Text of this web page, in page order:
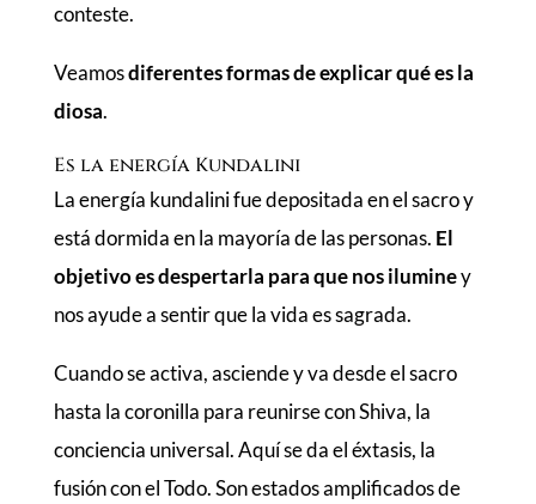
conteste.
Veamosdiferentes formas de explicar qué es la
diosa.
Es la energía Kundalini
La energía kundalini fue depositada en el sacro y
está dormida en la mayoría de las personas. El
objetivo es despertarla para que nos iluminey
nos ayude a sentir que la vida es sagrada.
Cuando se activa, asciende y va desde el sacro
hasta la coronilla para reunirse con Shiva, la
conciencia universal. Aquí se da el éxtasis, la
fusión con el Todo. Son estados amplificados de